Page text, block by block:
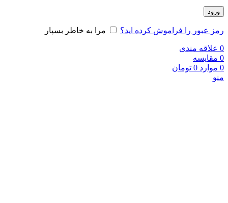
ورود
رمز عبور را فراموش کرده اید؟ مرا به خاطر بسپار
0 علاقه مندی
0 مقایسه
0 موارد 0 تومان
منو